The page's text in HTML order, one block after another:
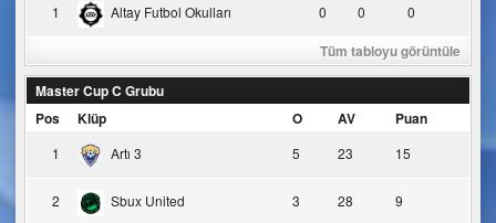
1 Altay Futbol Okulları 0 0 0
Tüm tabloyu görüntüle
Master Cup C Grubu
Pos
Klüp O AV Puan
1 Artı 3 5 23 15
2 Sbux United 3 28 9